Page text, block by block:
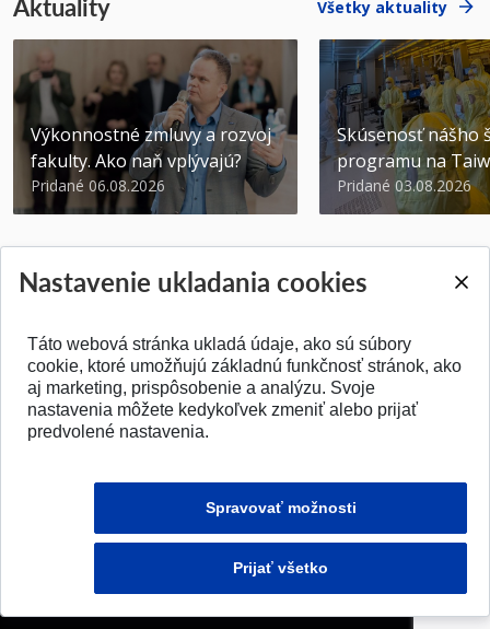
Aktuality Všetky aktuality
Výkonnostné zmluvy a rozvoj
fakulty. Ako naň vplývajú?
Pridané 06.08.2026
Skúsenosť nášho
programu na
Pridané 03.08.2026
SPÄŤ NA VRCH
Nastavenie ukladania cookies
Táto webová stránka ukladá údaje, ako sú súbory
cookie, ktoré umožňujú základnú funkčnosť stránok, ako
aj marketing, prispôsobenie a analýzu. Svoje
nastavenia môžete kedykoľvek zmeniť alebo prijať
predvolené nastavenia.
Spravovať možnosti
Prijať všetko